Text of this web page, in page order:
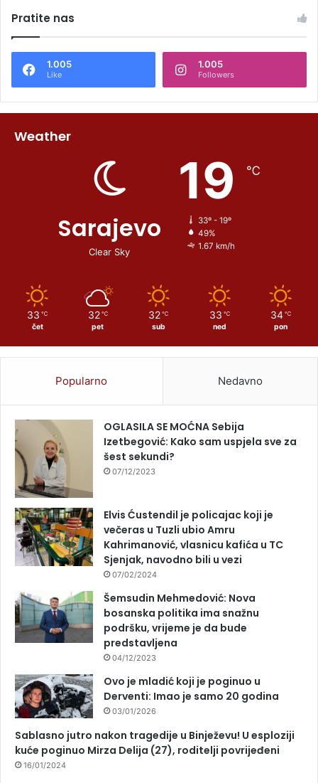
Pratite nas
1.005
Like
1.005
Followers
Weather
Sarajevo
Clear Sky
19 ℃
33º - 19º
49%
1.67 km/h
33 ℃
čet
32 ℃
pet
32 ℃
sub
33 ℃
ned
34 ℃
pon
Popularno Nedavno
OGLASILA SE MOĆNA Sebija
Izetbegović: Kako sam uspjela sve za
šest sekundi?
07/12/2023
Elvis Ćustendil je policajac koji je
večeras u Tuzli ubio Amru
Kahrimanović, vlasnicu kafića u TC
Sjenjak, navodno bili u vezi
07/02/2024
Šemsudin Mehmedović: Nova
bosanska politika ima snažnu
podršku, vrijeme je da bude
predstavljena
04/12/2023
Ovo je mladić koji je poginuo u
Derventi: Imao je samo 20 godina
03/01/2026
Sablasno jutro nakon tragedije u Binježevu! U esploziji
kuće poginuo Mirza Delija (27), roditelji povrijeđeni
16/01/2024